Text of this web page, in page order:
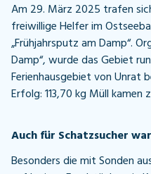
Am 29. März 2025 trafen
freiwillige Helfer im
„Frühjahrsputz am Damp“.
Damp“, wurde das Gebiet
Ferienhausgebiet von Unrat
Erfolg: 113,70 kg Müll kamen
Auch für Schatzsucher
Besonders die mit Sonden